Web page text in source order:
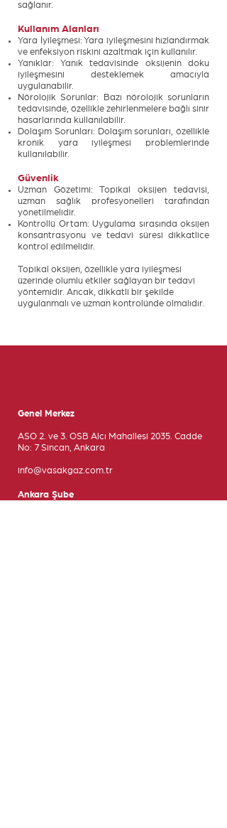
sağlanır.
Kullanım Alanları
Yara İyileşmesi: Yara iyileşmesini hızlandırmak
ve enfeksiyon riskini azaltmak için kullanılır.
Yanıklar: Yanık tedavisinde oksijenin doku
iyileşmesini desteklemek amacıyla
uygulanabilir.
Nörolojik Sorunlar: Bazı nörolojik sorunların
tedavisinde, özellikle zehirlenmelere bağlı sinir
hasarlarında kullanılabilir.
Dolaşım Sorunları: Dolaşım sorunları, özellikle
kronik yara iyileşmesi problemlerinde
kullanılabilir.
Güvenlik
Uzman Gözetimi: Topikal oksijen tedavisi,
uzman sağlık profesyonelleri tarafından
yönetilmelidir.
Kontrollü Ortam: Uygulama sırasında oksijen
konsantrasyonu ve tedavi süresi dikkatlice
kontrol edilmelidir.
Topikal oksijen, özellikle yara iyileşmesi
üzerinde olumlu etkiler sağlayan bir tedavi
yöntemidir. Ancak, dikkatli bir şekilde
uygulanmalı ve uzman kontrolünde olmalıdır.
Genel Merkez
ASO 2. ve 3. OSB Alcı Mahallesi 2035. Cadde
No: 7 Sincan, Ankara
info@vasakgaz.com.tr
Ankara Şube